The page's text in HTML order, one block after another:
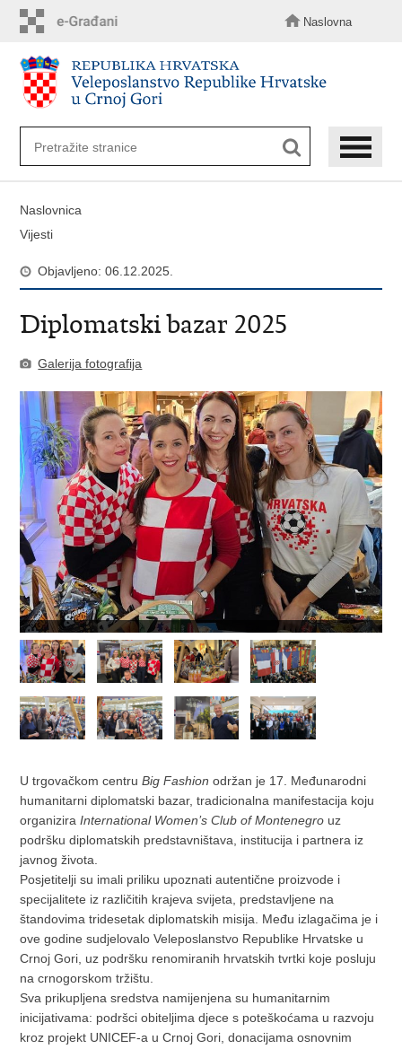
sadržaj
Naslovna
Naslovnica
Vijesti
Objavljeno: 06.12.2025.
Diplomatski bazar 2025
Galerija fotografija
U trgovačkom centruBig Fashion održan je 17. Međunarodni
humanitarni diplomatski bazar, tradicionalna manifestacija koju
organiziraInternational Women’s Club of Montenegro uz
podršku diplomatskih predstavništava, institucija i partnera iz
javnog života.
Posjetitelji su imali priliku upoznati autentične proizvode i
specijalitete iz različitih krajeva svijeta, predstavljene na
štandovima tridesetak diplomatskih misija. Među izlagačima je i
ove godine sudjelovalo Veleposlanstvo Republike Hrvatske u
Crnoj Gori, uz podršku renomiranih hrvatskih tvrtki koje posluju
na crnogorskom tržištu.
Sva prikupljena sredstva namijenjena su humanitarnim
inicijativama: podršci obiteljima djece s poteškoćama u razvoju
kroz projekt UNICEF-a u Crnoj Gori, donacijama osnovnim